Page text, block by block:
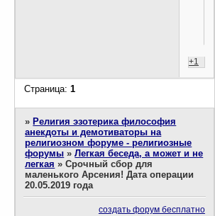
+1
Страница:1
»Религия эзотерика философия
анекдоты и демотиваторы на
религиозном форуме - религиозные
форумы »Легкая беседа, а может и не
легкая »Срочный сбор для
маленького Арсения! Дата операции
20.05.2019 года
создать форум бесплатно